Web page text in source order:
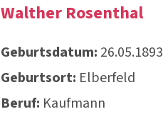
Walther Rosenthal
Geburtsdatum: 26.05.1893
Geburtsort: Elberfeld
Beruf: Kaufmann